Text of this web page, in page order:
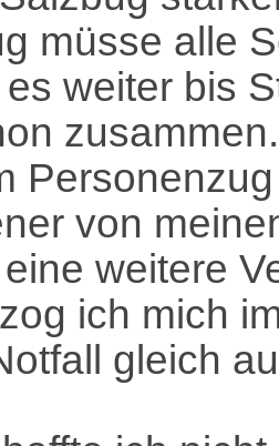
müsse alle
weiter bis
von
weitere
ich mich
gleich